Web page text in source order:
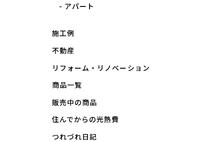
アパート
施工例
不動産
リフォーム・リノベーション
商品一覧
販売中の商品
住んでからの光熱費
つれづれ日記